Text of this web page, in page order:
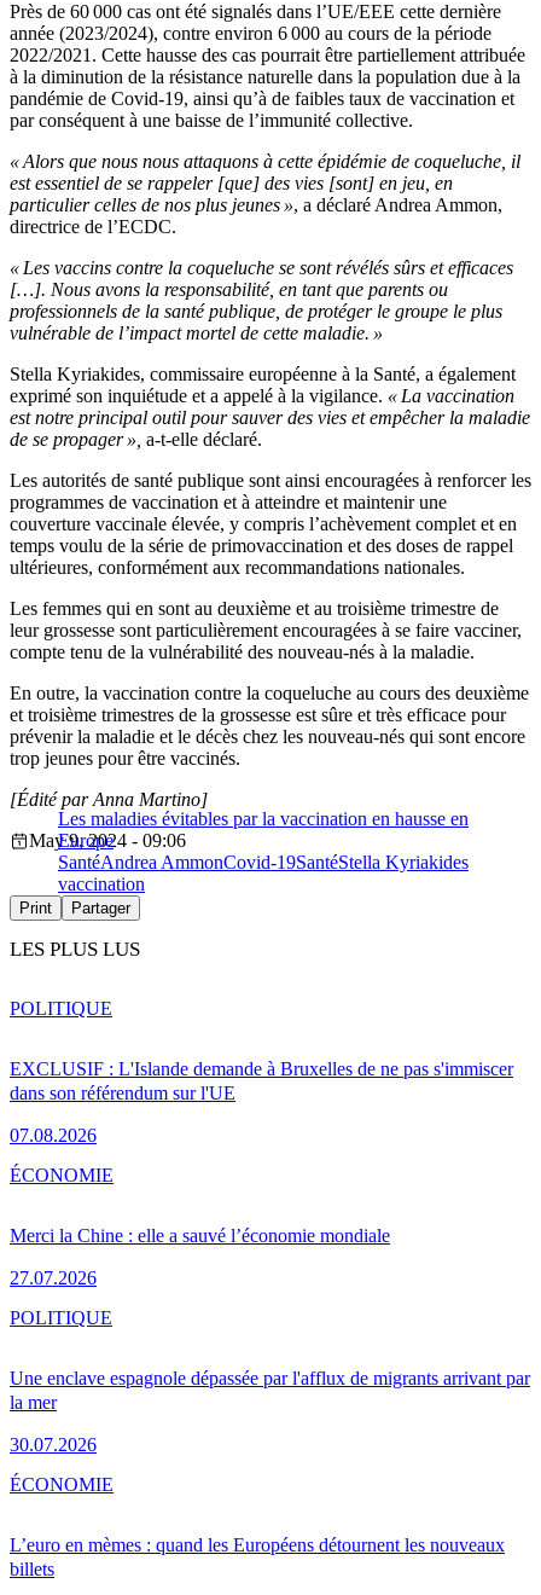
Près de 60 000 cas ont été signalés dans l’UE/EEE cette dernière
année (2023/2024), contre environ 6 000 au cours de la période
2022/2021. Cette hausse des cas pourrait être partiellement attribuée
à la diminution de la résistance naturelle dans la population due à la
pandémie de Covid-19, ainsi qu’à de faibles taux de vaccination et
par conséquent à une baisse de l’immunité collective.
« Alors que nous nous attaquons à cette épidémie de coqueluche, il
est essentiel de se rappeler [que] des vies [sont] en jeu, en
particulier celles de nos plus jeunes », a déclaré Andrea Ammon,
directrice de l’ECDC.
« Les vaccins contre la coqueluche se sont révélés sûrs et efficaces
[…]. Nous avons la responsabilité, en tant que parents ou
professionnels de la santé publique, de protéger le groupe le plus
vulnérable de l’impact mortel de cette maladie. »
Stella Kyriakides, commissaire européenne à la Santé, a également
exprimé son inquiétude et a appelé à la vigilance. « La vaccination
est notre principal outil pour sauver des vies et empêcher la maladie
de se propager », a-t-elle déclaré.
Les autorités de santé publique sont ainsi encouragées à renforcer les
programmes de vaccination et à atteindre et maintenir une
couverture vaccinale élevée, y compris l’achèvement complet et en
temps voulu de la série de primovaccination et des doses de rappel
ultérieures, conformément aux recommandations nationales.
Les femmes qui en sont au deuxième et au troisième trimestre de
leur grossesse sont particulièrement encouragées à se faire vacciner,
compte tenu de la vulnérabilité des nouveau-nés à la maladie.
En outre, la vaccination contre la coqueluche au cours des deuxième
et troisième trimestres de la grossesse est sûre et très efficace pour
prévenir la maladie et le décès chez les nouveau-nés qui sont encore
trop jeunes pour être vaccinés.
Les maladies évitables par la vaccination en hausse en
Europe
[Édité par Anna Martino]
May 9, 2024 - 09:06
SantéAndrea AmmonCovid-19SantéStella Kyriakides
vaccination
Print Partager
LES PLUS LUS
EXCLUSIF : L'Islande demande à Bruxelles de ne pas s'immiscer
dans son référendum sur l'UE
07.08.2026
POLITIQUE
Merci la Chine : elle a sauvé l’économie mondiale
27.07.2026
ÉCONOMIE
Une enclave espagnole dépassée par l'afflux de migrants arrivant par
la mer
30.07.2026
POLITIQUE
L’euro en mèmes : quand les Européens détournent les nouveaux
billets
ÉCONOMIE